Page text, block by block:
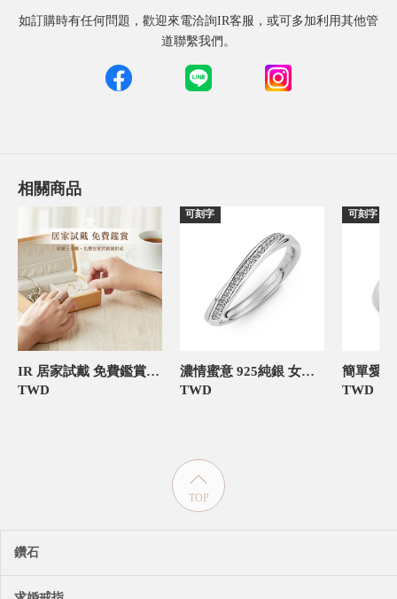
如訂購時有任何問題，歡迎來電洽詢IR客服，或可多加利用其他管
道聯繫我們。
相關商品
IR 居家試戴 免費鑑賞 僅需支付押金
TWD
可刻字
濃情蜜意 925純銀 女款定情對戒
TWD
可刻字
TWD
TOP
鑽石